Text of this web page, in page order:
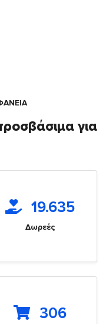
για
19.635
Δωρεές
306